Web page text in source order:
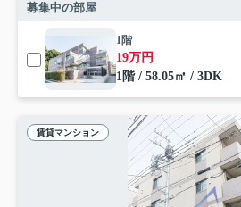
募集中の部屋
1階
19万円
1階 / 58.05㎡ / 3DK
賃貸マンション